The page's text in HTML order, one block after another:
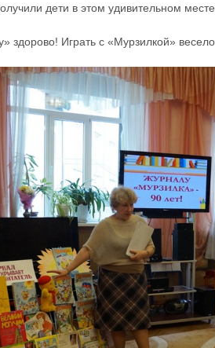
дети в этом удивительном
здорово! Играть с «Мурзилкой»